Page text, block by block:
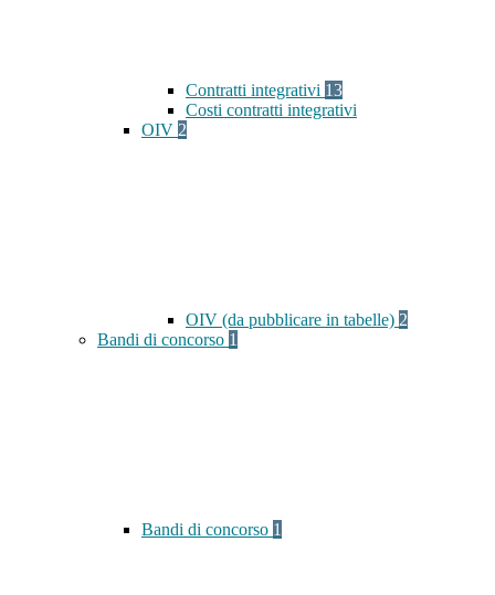
Contratti integrativi 13
Costi contratti integrativi
OIV 2
OIV (da pubblicare in tabelle) 2
Bandi di concorso 1
Bandi di concorso 1